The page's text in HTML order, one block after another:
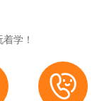
学！
